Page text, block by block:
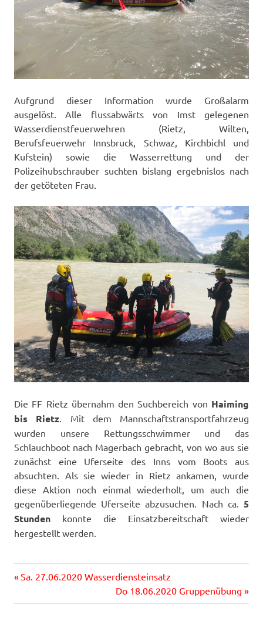
Aufgrund dieser Information wurde Großalarm
ausgelöst. Alle flussabwärts von Imst gelegenen
Wasserdienstfeuerwehren (Rietz, Wilten,
Berufsfeuerwehr Innsbruck, Schwaz, Kirchbichl und
Kufstein) sowie die Wasserrettung und der
Polizeihubschrauber suchten bislang ergebnislos nach
der getöteten Frau.
Die FF Rietz übernahm den Suchbereich von Haiming
bis Rietz . Mit dem Mannschaftstransportfahrzeug
wurden unsere Rettungsschwimmer und das
Schlauchboot nach Magerbach gebracht, von wo aus sie
zunächst eine Uferseite des Inns vom Boots aus
absuchten. Als sie wieder in Rietz ankamen, wurde
diese Aktion noch einmal wiederholt, um auch die
gegenüberliegende Uferseite abzusuchen. Nach ca. 5
Stunden konnte die Einsatzbereitschaft wieder
hergestellt werden.
Beitragsnavigation
Vorheriger
Sa. 27.06.2020 Wasserdiensteinsatz
Nächster
Beitrag:
Do 18.06.2020 Gruppenübung